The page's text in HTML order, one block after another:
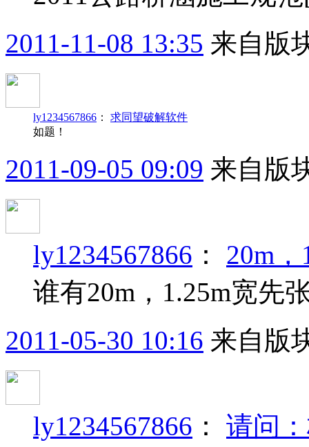
2011-11-08 13:35 来自版
ly1234567866 ： 求同望破解软件
如题！
2011-09-05 09:09 来自版
ly1234567866 ： 20m
谁有20m，1.25m宽先
2011-05-30 10:16 来自版
ly1234567866 ： 请问